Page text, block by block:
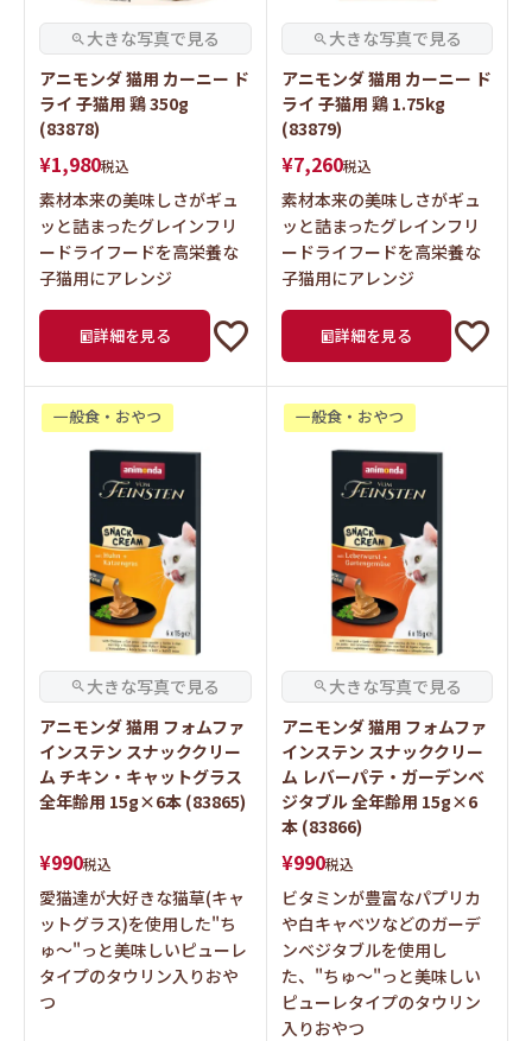
アニモンダ 猫用 カーニー ド
ライ 子猫用 鶏 350g
(83878)
¥1,980税込
素材本来の美味しさがギュ
ッと詰まったグレインフリ
ードライフードを高栄養な
子猫用にアレンジ
詳細を見る
アニモンダ 猫用 カーニー ド
ライ 子猫用 鶏 1.75kg
(83879)
¥7,260税込
素材本来の美味しさがギュ
ッと詰まったグレインフリ
ードライフードを高栄養な
子猫用にアレンジ
詳細を見る
一般食・おやつ
アニモンダ 猫用 フォムファ
インステン スナッククリー
ム チキン・キャットグラス
全年齢用 15g×6本 (83865)
¥990税込
愛猫達が大好きな猫草(キャ
ットグラス)を使用した"ち
ゅ～"っと美味しいピューレ
タイプのタウリン入りおや
つ
一般食・おやつ
アニモンダ 猫用 フォムファ
インステン スナッククリー
ム レバーパテ・ガーデンベ
ジタブル 全年齢用 15g×6
本 (83866)
¥990税込
ビタミンが豊富なパプリカ
や白キャベツなどのガーデ
ンベジタブルを使用し
た、"ちゅ～"っと美味しい
ピューレタイプのタウリン
入りおやつ